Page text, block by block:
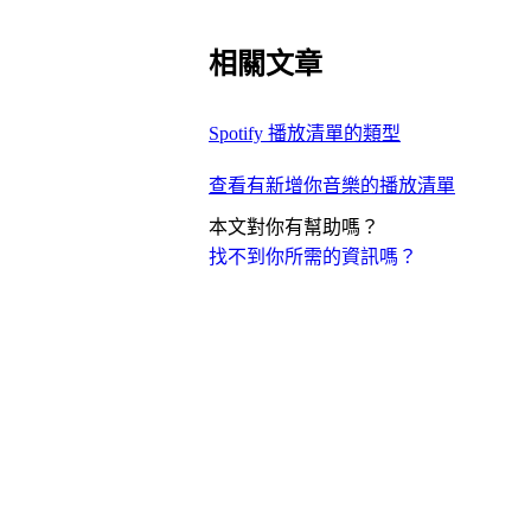
找不到你所需的資訊嗎？
相關文章
Spotify 播放清單的類型
查看有新增你音樂的播放清單
本文對你有幫助嗎？